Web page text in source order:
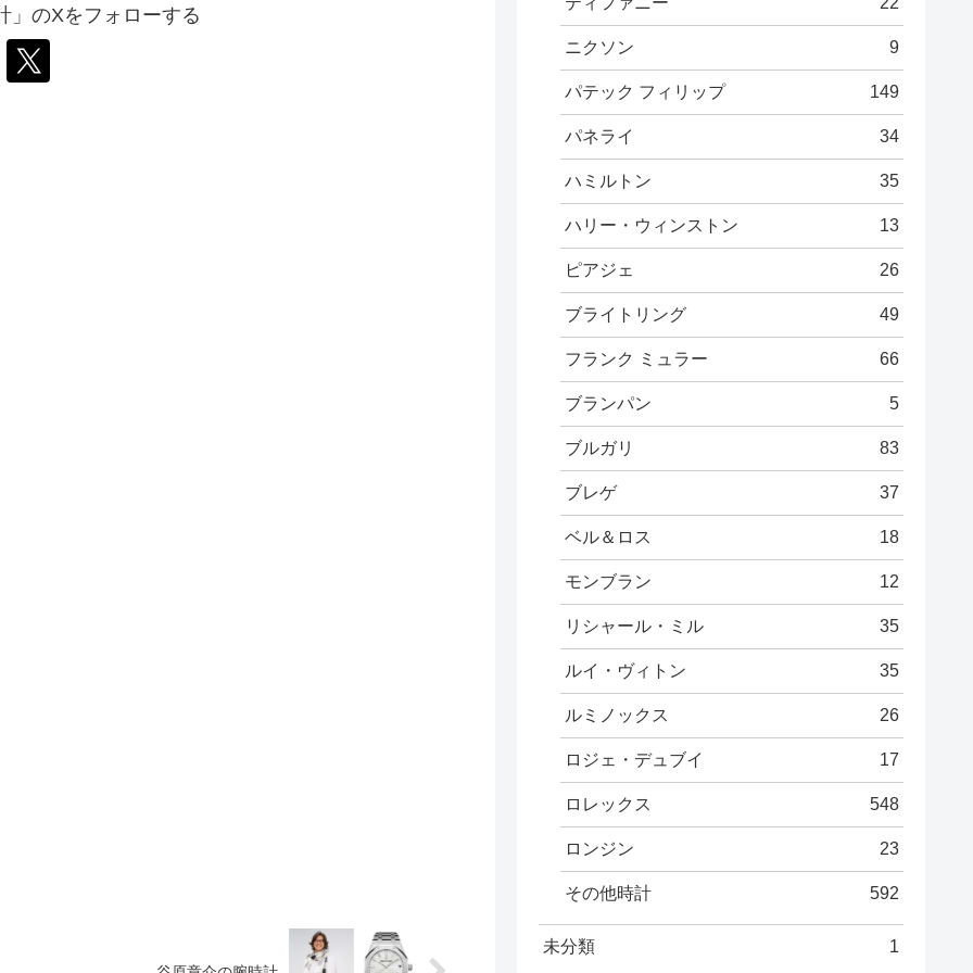
」のXをフォローする
ニクソン 9
パテック フィリップ 149
パネライ 34
ハミルトン 35
ハリー・ウィンストン 13
ピアジェ 26
ブライトリング 49
フランク ミュラー 66
ブランパン 5
ブルガリ 83
ブレゲ 37
ベル＆ロス 18
モンブラン 12
リシャール・ミル 35
ルイ・ヴィトン 35
ルミノックス 26
ロジェ・デュブイ 17
ロレックス 548
ロンジン 23
その他時計 592
未分類 1